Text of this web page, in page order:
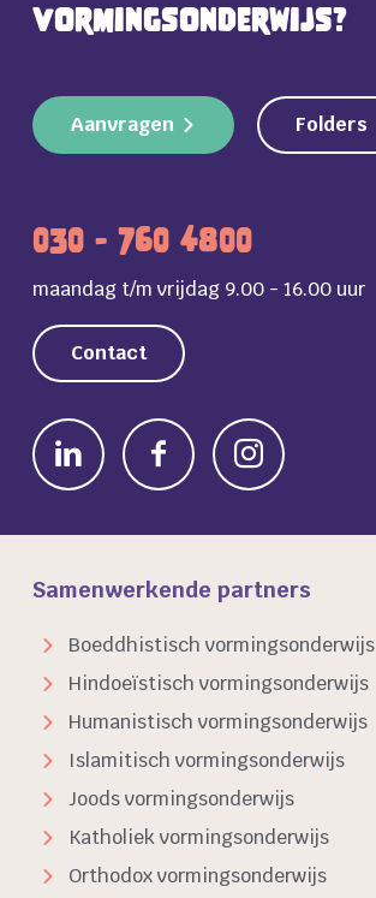
vormingsonderwijs?
Aanvragen Folders
030 - 760 4800
maandag t/m vrijdag 9.00 - 16.00 uur
Contact
Samenwerkende partners
Boeddhistisch vormingsonderwijs
Hindoeïstisch vormingsonderwijs
Humanistisch vormingsonderwijs
Islamitisch vormingsonderwijs
Joods vormingsonderwijs
Katholiek vormingsonderwijs
Orthodox vormingsonderwijs